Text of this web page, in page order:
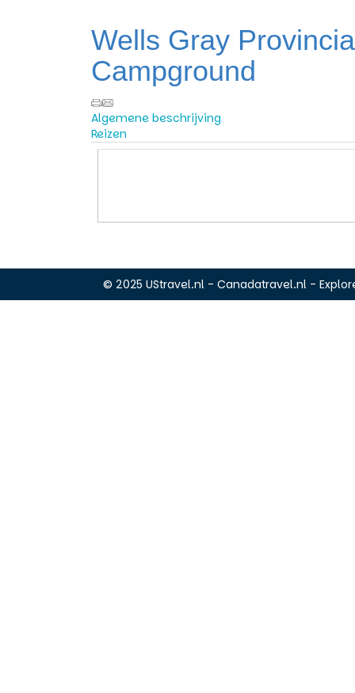
Wells Gray
Campground
Algemene beschrijving
Reizen
© 2025 UStravel.nl - Canadatravel.nl -